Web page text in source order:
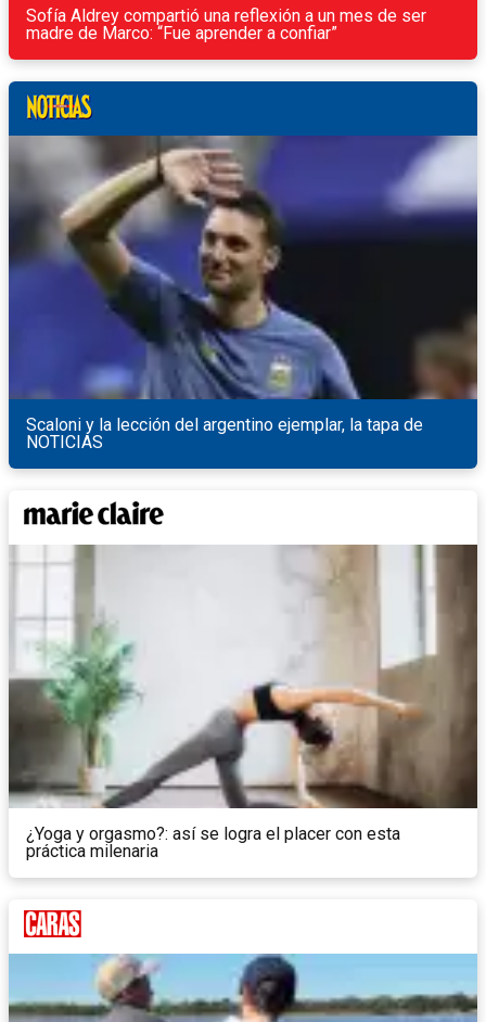
Sofía Aldrey compartió una reflexión a un mes de ser
madre de Marco: “Fue aprender a confiar”
Scaloni y la lección del argentino ejemplar, la tapa de
NOTICIAS
¿Yoga y orgasmo?: así se logra el placer con esta
práctica milenaria